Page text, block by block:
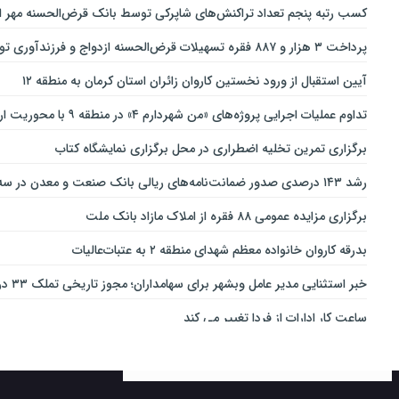
کسب رتبه پنجم تعداد تراکنش‌های شاپرکی توسط بانک قرض‌الحسنه مهر
پرداخت ۳ هزار و ۸۸۷ فقره تسهیلات قرض‌الحسنه ازدواج و فرزندآوری توسط بانک پاسارگاد تا پایان خردادماه ۱۴۰۵
آیین استقبال از ورود نخستین کاروان زائران استان کرمان به منطقه ۱۲
تداوم عملیات اجرایی پروژه‌های «من شهردارم ۴» در منطقه ۹ با محوریت ارتقای ایمنی و تسهیل تردد
برگزاری تمرین تخلیه اضطراری در محل برگزاری نمایشگاه کتاب
رشد ۱۴۳ درصدی صدور ضمانت‌نامه‌های ریالی بانک صنعت و معدن در سه‌ماهه نخست سال جاری
برگزاری مزایده عمومی ۸۸ فقره از املاک مازاد بانک ملت
بدرقه کاروان خانواده معظم شهدای منطقه ۲ به عتبات‌عالیات
خبر استثنایی مدیر عامل وبشهر برای سهامداران؛ مجوز تاریخی تملک ۳۳ درصدی بانک اقتصاد نوین اخذ شد
ساعت کار ادارات از فردا تغییر می کند
خدمات‌دهي مترو به 4 ميليون و 100 هزار نفر مسافر در مناسبت‌هاي ملي و مذهبي